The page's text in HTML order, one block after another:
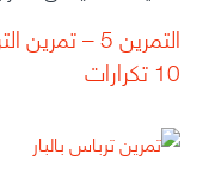
10 تكرارات